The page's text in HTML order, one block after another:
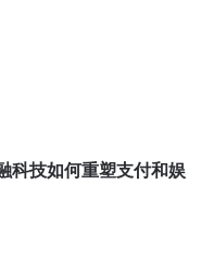
科技如何重塑支付和娱